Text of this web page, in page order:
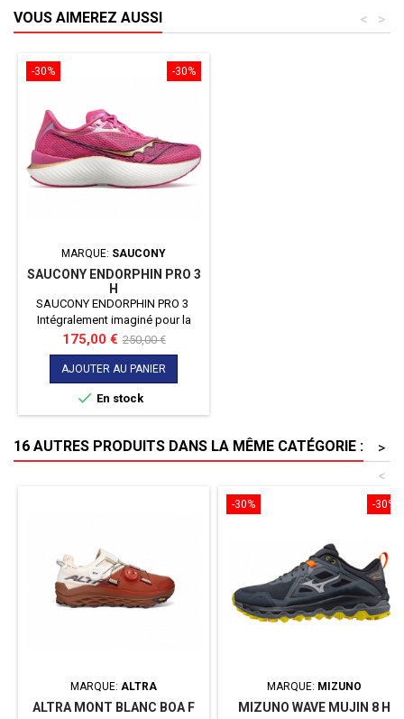
VOUS AIMEREZ AUSSI >
<
-30%
-30%
MARQUE: SAUCONY
SAUCONY ENDORPHIN PRO 3
H
SAUCONY ENDORPHIN PRO 3
Intégralement imaginé pour la
performance, l'ENDORPHIN PRO 3
donnera un nouvel élan à votre
course ! Vous êtes un sprinter ou
un athlète en quête de vitesse ?
Alors cette paire de running avec
sa plaque en fibre de carbone
vos sorties loisirs ou
compétitives.
Prix
175,00 € Prix
de
base
250,00 €
AJOUTER AU PANIER
 En stock
16 AUTRES PRODUITS DANS LA MÊME CATÉGORIE :
>
<
MARQUE: ALTRA
ALTRA MONT BLANC BOA F
-30%
-30%
MARQUE: MIZUNO
MIZUNO WAVE MUJIN 8 H